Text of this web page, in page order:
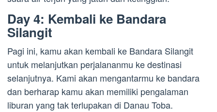
Day 4: Kembali ke Bandara
Silangit
Pagi ini, kamu akan kembali ke Bandara Silangit
untuk melanjutkan perjalananmu ke destinasi
selanjutnya. Kami akan mengantarmu ke bandara
dan berharap kamu akan memiliki pengalaman
liburan yang tak terlupakan di Danau Toba.